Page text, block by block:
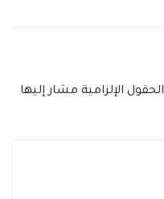
الحقول الإلزامية مشار إليها